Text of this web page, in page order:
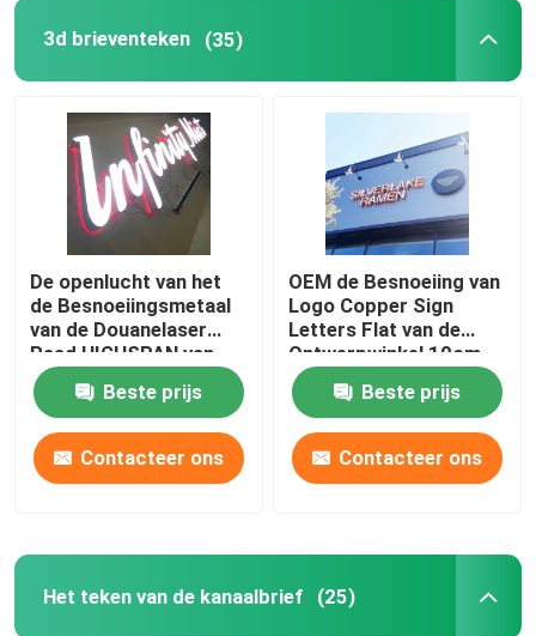
Het teken van de markttentbrief
3d brieventeken (35)
De openlucht van het
de Besnoeiingsmetaal
van de Douanelaser
Raad HIGHSPAN van
Logo Signs Light Up
Sign
Beste prijs
Contacteer ons
OEM de Besnoeiing van
Logo Copper Sign
Letters Flat van de
Ontwerpwinkel 10cm
tot 100cm Hoogte
Beste prijs
Contacteer ons
Het teken van de kanaalbrief (25)